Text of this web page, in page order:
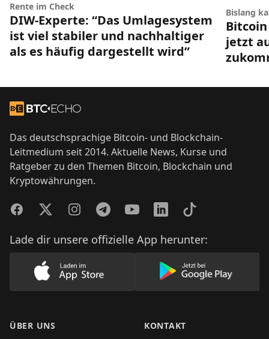
Rente im Check
DIW-Experte: “Das Umlagesystem
ist viel stabiler und nachhaltiger
als es häufig dargestellt wird”
Bislang
Bitcoin
jetzt
Zur Startseite
Das deutschsprachige Bitcoin- und Blockchain-
Leitmedium seit 2014. Aktuelle News, Kurse und
Ratgeber zu den Themen Bitcoin, Blockchain und
Kryptowährungen.
FacebookTwitterInstagramTelegramYouTubeLinkedInTikTok
Lade dir unsere offizielle App herunter:
Lade unsere App im AppStore herunter
Lade unsere
ÜBER UNS KONTAKT